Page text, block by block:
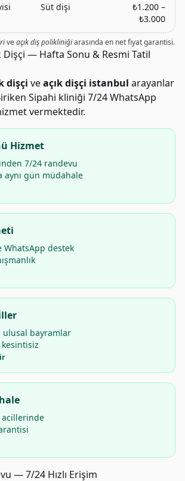
Süt dişi
₺1.200 –
₺3.000
veaçık diş polikliniğiarasında en net fiyat garantisi.
Dişçi — Hafta Sonu & Resmi Tatil
dişçi veaçık dişçi istanbul arayanlar
Sipahi kliniği 7/24 WhatsApp
vermektedir.
Hizmet
7/24 randevu
gün müdahale
WhatsApp destek
ulusal bayramlar
acillerinde
— 7/24 Hızlı Erişim